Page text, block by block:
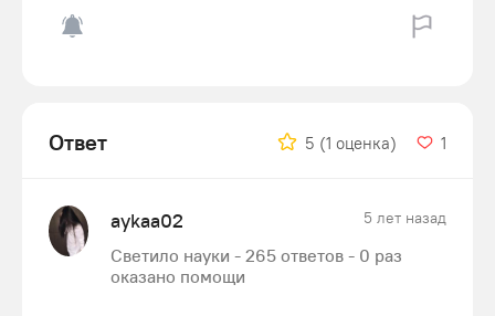
Ответ 5 (1 оценка) 1
aykaa02 5 лет назад
Светило науки - 265 ответов - 0 раз
оказано помощи